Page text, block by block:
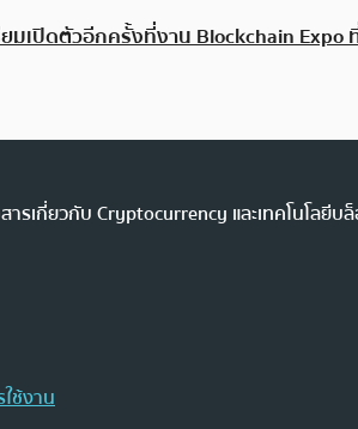
มเปิดตัวอีกครั้งที่งาน Blockchain Expo
รเกี่ยวกับ Cryptocurrency และเทคโนโลยี
ช้งาน